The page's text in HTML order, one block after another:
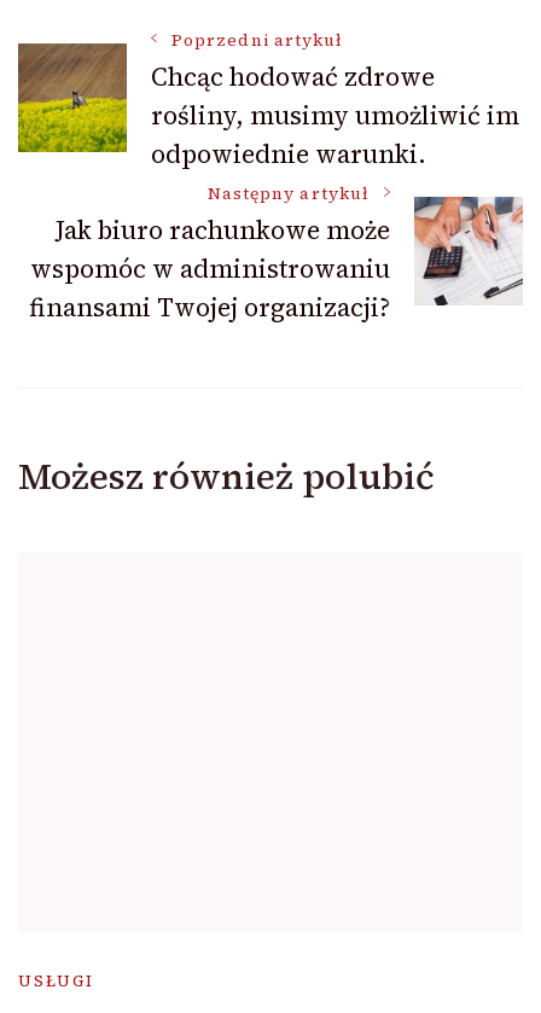
Nawigacja
wpisu
Poprzedni artykuł
Chcąc hodować zdrowe
rośliny, musimy umożliwić im
odpowiednie warunki.
Następny artykuł
Jak biuro rachunkowe może
wspomóc w administrowaniu
finansami Twojej organizacji?
Możesz również polubić
USŁUGI